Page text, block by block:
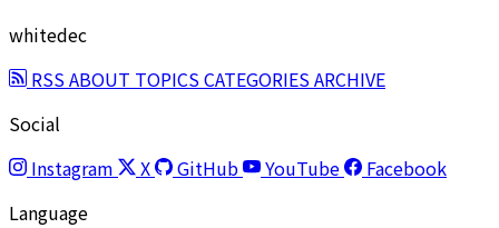
whitedec
RSSABOUT TOPICSCATEGORIESARCHIVE
Social
Instagram
X GitHub YouTube
Facebook
Language